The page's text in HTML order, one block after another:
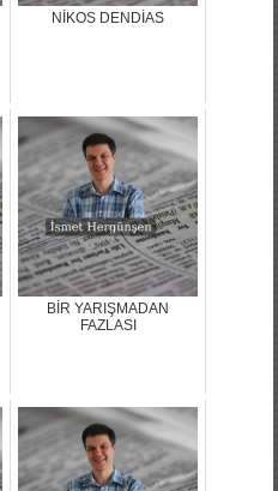
NİKOS DENDİAS
BİR YARIŞMADAN
FAZLASI